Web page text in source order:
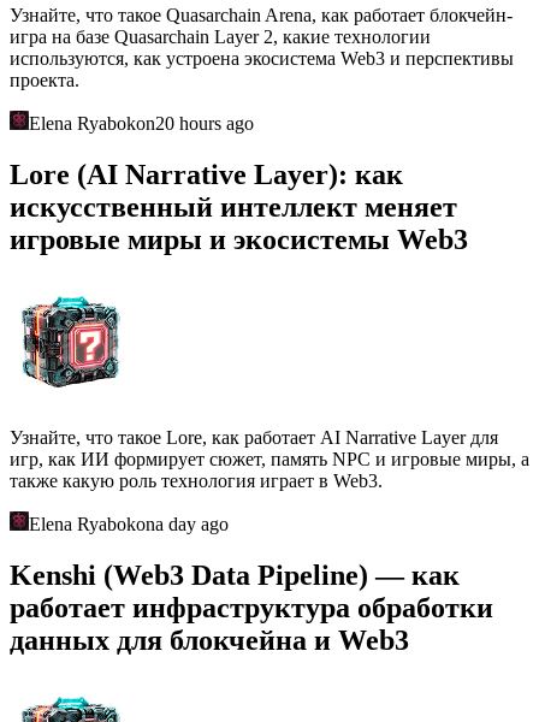
Узнайте, что такое Quasarchain Arena, как работает блокчейн-
игра на базе Quasarchain Layer 2, какие технологии
используются, как устроена экосистема Web3 и перспективы
проекта.
Elena Ryabokon20 hours ago
Lore (AI Narrative Layer): как
искусственный интеллект меняет
игровые миры и экосистемы Web3
Узнайте, что такое Lore, как работает AI Narrative Layer для
игр, как ИИ формирует сюжет, память NPC и игровые миры, а
также какую роль технология играет в Web3.
Elena Ryabokona day ago
Kenshi (Web3 Data Pipeline) — как
работает инфраструктура обработки
данных для блокчейна и Web3